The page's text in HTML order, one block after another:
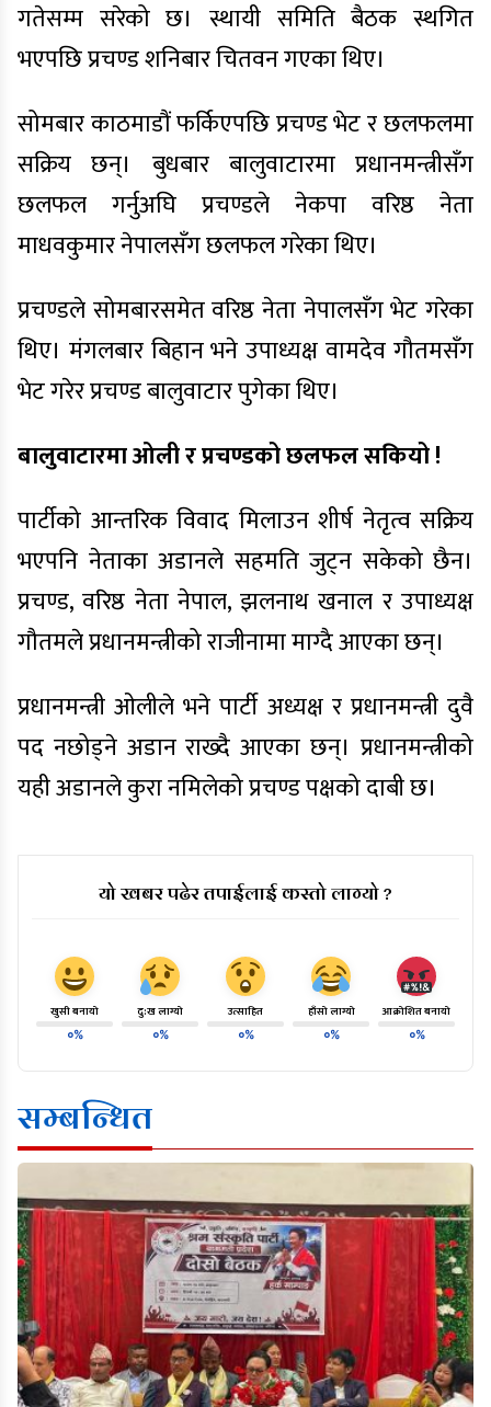
गतेसम्म सरेको छ। स्थायी समिति बैठक स्थगित
भएपछि प्रचण्ड शनिबार चितवन गएका थिए।
सोमबार काठमाडौं फर्किएपछि प्रचण्ड भेट र छलफलमा
सक्रिय छन्। बुधबार बालुवाटारमा प्रधानमन्त्रीसँग
छलफल गर्नुअघि प्रचण्डले नेकपा वरिष्ठ नेता
माधवकुमार नेपालसँग छलफल गरेका थिए।
प्रचण्डले सोमबारसमेत वरिष्ठ नेता नेपालसँग भेट गरेका
थिए। मंगलबार बिहान भने उपाध्यक्ष वामदेव गौतमसँग
भेट गरेर प्रचण्ड बालुवाटार पुगेका थिए।
बालुवाटारमा ओली र प्रचण्डको छलफल सकियो !
पार्टीको आन्तरिक विवाद मिलाउन शीर्ष नेतृत्व सक्रिय
भएपनि नेताका अडानले सहमति जुट्न सकेको छैन।
प्रचण्ड, वरिष्ठ नेता नेपाल, झलनाथ खनाल र उपाध्यक्ष
गौतमले प्रधानमन्त्रीको राजीनामा माग्दै आएका छन्।
प्रधानमन्त्री ओलीले भने पार्टी अध्यक्ष र प्रधानमन्त्री दुवै
पद नछोड्ने अडान राख्दै आएका छन्। प्रधानमन्त्रीको
यही अडानले कुरा नमिलेको प्रचण्ड पक्षको दाबी छ।
यो खबर पढेर तपाईलाई कस्तो लाग्यो ?
खुसी बनायो
०%
दु:ख लाग्यो
०%
उत्साहित
०%
हाँसो लाग्यो
०%
आक्रोशित बनायो
०%
सम्बन्धित